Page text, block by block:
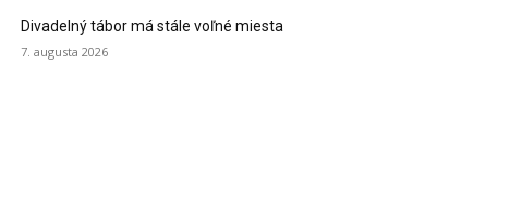
Divadelný tábor má stále voľné miesta
7. augusta 2026